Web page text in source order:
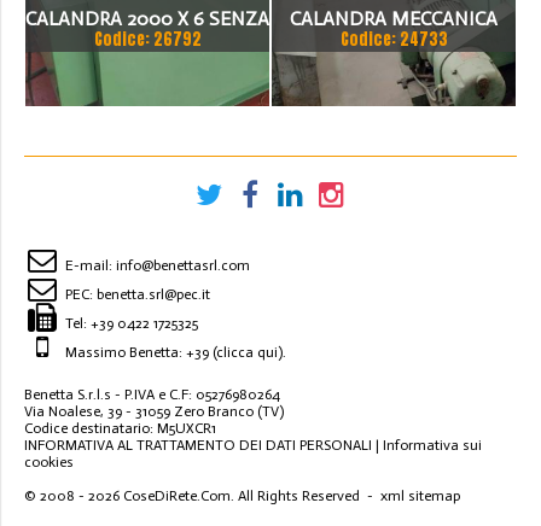
CALANDRA 2000 X 6 SENZA
INVITO MECCANICA
Codice: 26792
CALANDRA MECCANICA
500MM
Codice: 24733
E-mail: info@benettasrl.com
PEC: benetta.srl@pec.it
Tel: +39 0422 1725325
Massimo Benetta: +39 (clicca qui).
Benetta S.r.l.s - P.IVA e C.F: 05276980264
Via Noalese, 39 - 31059 Zero Branco (TV)
Codice destinatario: M5UXCR1
INFORMATIVA AL TRATTAMENTO DEI DATI PERSONALI | Informativa sui
cookies
© 2008 - 2026 CoseDiRete.Com. All Rights Reserved - xml sitemap